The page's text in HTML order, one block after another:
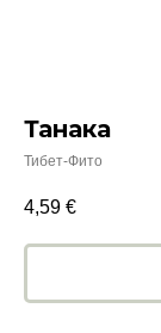
Танака
Тибет-Фито
4,59 €